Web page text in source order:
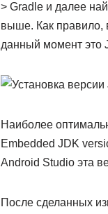
> Gradle и далее
выше. Как правило,
данный момент это
Наиболее
Embedded JDK
Android Studio эта
После сделанных